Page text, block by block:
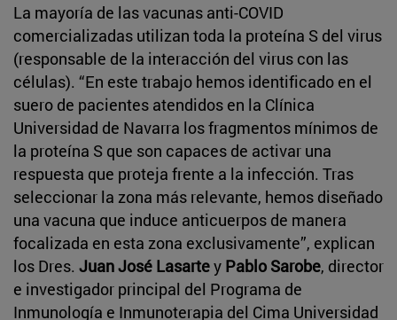
La mayoría de las vacunas anti-COVID
comercializadas utilizan toda la proteína S del virus
(responsable de la interacción del virus con las
células). “En este trabajo hemos identificado en el
suero de pacientes atendidos en la Clínica
Universidad de Navarra los fragmentos mínimos de
la proteína S que son capaces de activar una
respuesta que proteja frente a la infección. Tras
seleccionar la zona más relevante, hemos diseñado
una vacuna que induce anticuerpos de manera
focalizada en esta zona exclusivamente”, explican
los Dres. Juan José Lasartey Pablo Sarobe, director
e investigador principal del Programa de
Inmunología e Inmunoterapia del Cima Universidad